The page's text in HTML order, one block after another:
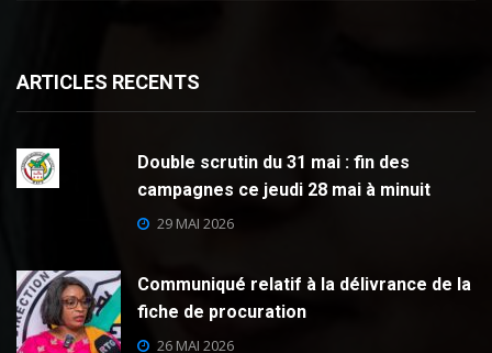
ARTICLES RECENTS
Double scrutin du 31 mai : fin des
campagnes ce jeudi 28 mai à minuit
29 MAI 2026
Communiqué relatif à la délivrance de la
fiche de procuration
26 MAI 2026